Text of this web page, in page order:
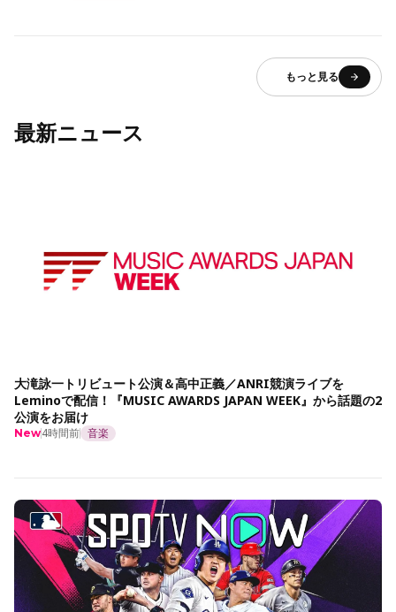
もっと見る
最新ニュース
大滝詠一トリビュート公演＆高中正義／ANRI競演ライブを
Leminoで配信！『MUSIC AWARDS JAPAN WEEK』から話題の2
公演をお届け
New4時間前 音楽